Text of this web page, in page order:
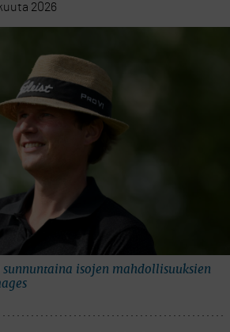
2026
isojen mahdollisuuksien